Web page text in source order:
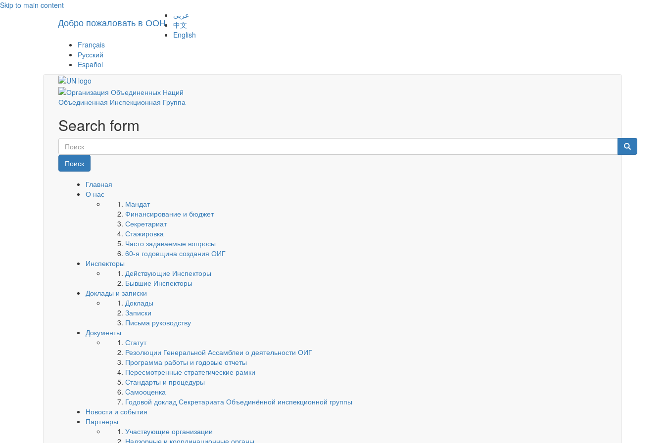
Skip to main content
Добро пожаловать в ООН
عربي
中文
English
Français
Русский
Español
Объединенная Инспекционная Группа
Search form
Поиск
Главная
О нас
Мандат
Финансирование и бюджет
Секретариат
Стажировка
Часто задаваемые вопросы
60-я годовщина создания ОИГ
Инспекторы
Действующие Инспекторы
Бывшие Инспекторы
Доклады и записки
Доклады
Записки
Письма руководству
Документы
Статут
Резолюции Генеральной Ассамблеи о деятельности ОИГ
Программа работы и годовые отчеты
Пересмотренные стратегические рамки
Стандарты и процедуры
Cамооценка
Годовой доклад Секретариата Объединённой инспекционной группы
Новости и события
Партнеры
Участвующие организации
Надзорные и координационные органы